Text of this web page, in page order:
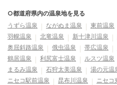
○都道府県内の温泉地を見る
うずら温泉
ながぬま温泉 東前温泉
羽幌温泉
北竜温泉 新十津川温泉
奥屈斜路温泉
俄虫温泉 帯広温泉
鶴居温泉
利尻富士温泉 ルスツ温泉
まるみ温泉
石狩太美温泉 湯の元温
ニセコ駅前温泉
昆布川温泉 ニセコ